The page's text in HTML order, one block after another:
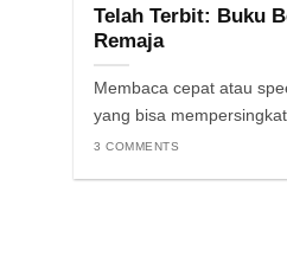
Telah Terbit: Buku
Remaja
Membaca cepat atau
yang bisa
3 COMMENTS